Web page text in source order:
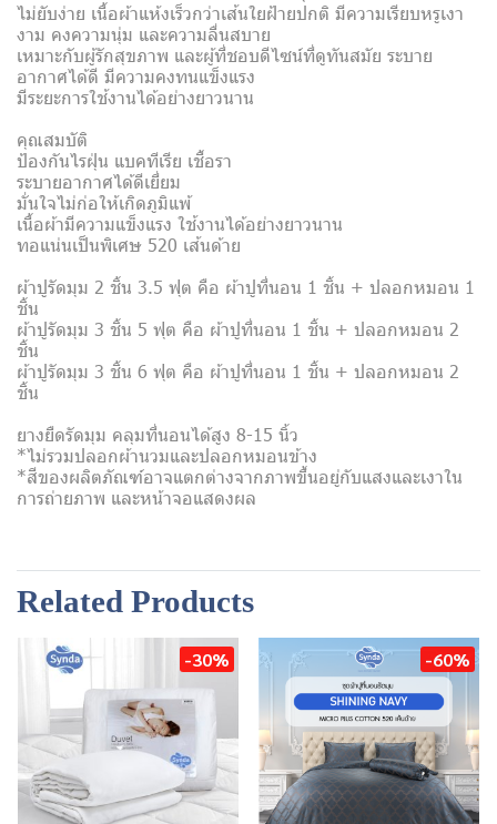
ไม่ยับง่าย เนื้อผ้าแห้งเร็วกว่าเส้นใยฝ้ายปกติ มีความเรียบหรูเงา
งาม คงความนุ่ม และความลื่นสบาย
เหมาะกับผู้รักสุขภาพ และผู้ที่ชอบดีไซน์ที่ดูทันสมัย ระบาย
อากาศได้ดี มีความคงทนแข็งแรง
มีระยะการใช้งานได้อย่างยาวนาน
คุณสมบัติ
ป้องกันไรฝุ่น แบคทีเรีย เชื้อรา
ระบายอากาศได้ดีเยี่ยม
มั่นใจไม่ก่อให้เกิดภูมิแพ้
เนื้อผ้ามีความแข็งแรง ใช้งานได้อย่างยาวนาน
ทอแน่นเป็นพิเศษ 520 เส้นด้าย
ผ้าปูรัดมุม 2 ชิ้น 3.5 ฟุต คือ ผ้าปูที่นอน 1 ชิ้น + ปลอกหมอน 1
ชิ้น
ผ้าปูรัดมุม 3 ชิ้น 5 ฟุต คือ ผ้าปูที่นอน 1 ชิ้น + ปลอกหมอน 2
ชิ้น
ผ้าปูรัดมุม 3 ชิ้น 6 ฟุต คือ ผ้าปูที่นอน 1 ชิ้น + ปลอกหมอน 2
ชิ้น
ยางยืดรัดมุม คลุมที่นอนได้สูง 8-15 นิ้ว
*ไม่รวมปลอกผ้านวมและปลอกหมอนข้าง
*สีของผลิตภัณฑ์อาจแตกต่างจากภาพขึ้นอยู่กับแสงและเงาใน
การถ่ายภาพ และหน้าจอแสดงผล
Related Products
-30% -60%